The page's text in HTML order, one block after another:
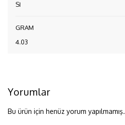
SI
GRAM
4.03
Yorumlar
Bu ürün için henüz yorum yapılmamış.